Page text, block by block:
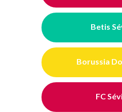
Betis
Borussia
FC